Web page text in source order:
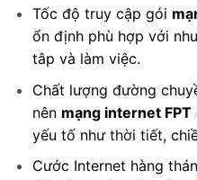
Tốc độ truy cập gói
ổn định phù hợp với
tâp và làm việc.
Chất lượng đường
nên mạng internet FPT
yếu tố như thời tiết,
Cước Internet hàng